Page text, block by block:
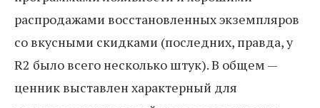
распродажами восстановленных экземпляров
со вкусными скидками (последних, правда, у
R2 было всего несколько штук). В общем —
ценник выставлен характерный для